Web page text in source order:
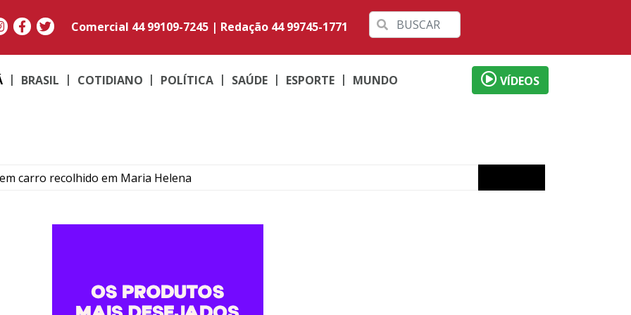
Comercial 44 99109-7245 | Redação 44 99745-1771
BRASIL COTIDIANO POLÍTICA SAÚDE ESPORTE MUNDO VÍDEOS
carro recolhido em Maria Helena
do médico Jan Stegmann Filho serão realizados neste sábado em Londrina